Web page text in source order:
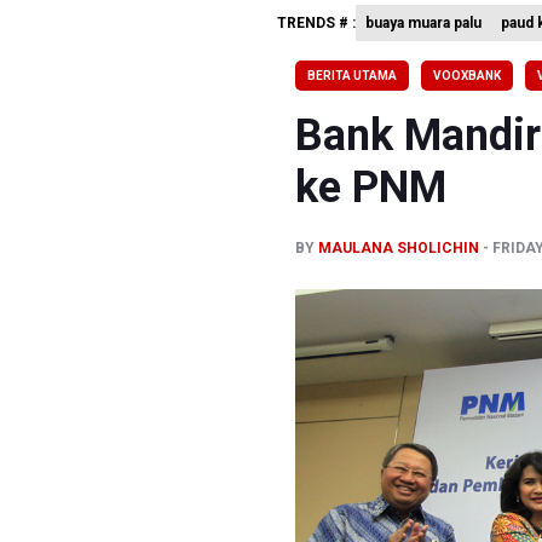
Bank
TRENDS # : buaya muara palu paud
BERITA UTAMA VOOXBANK
Bank
ke PNM
BY MAULANA SHOLICHIN